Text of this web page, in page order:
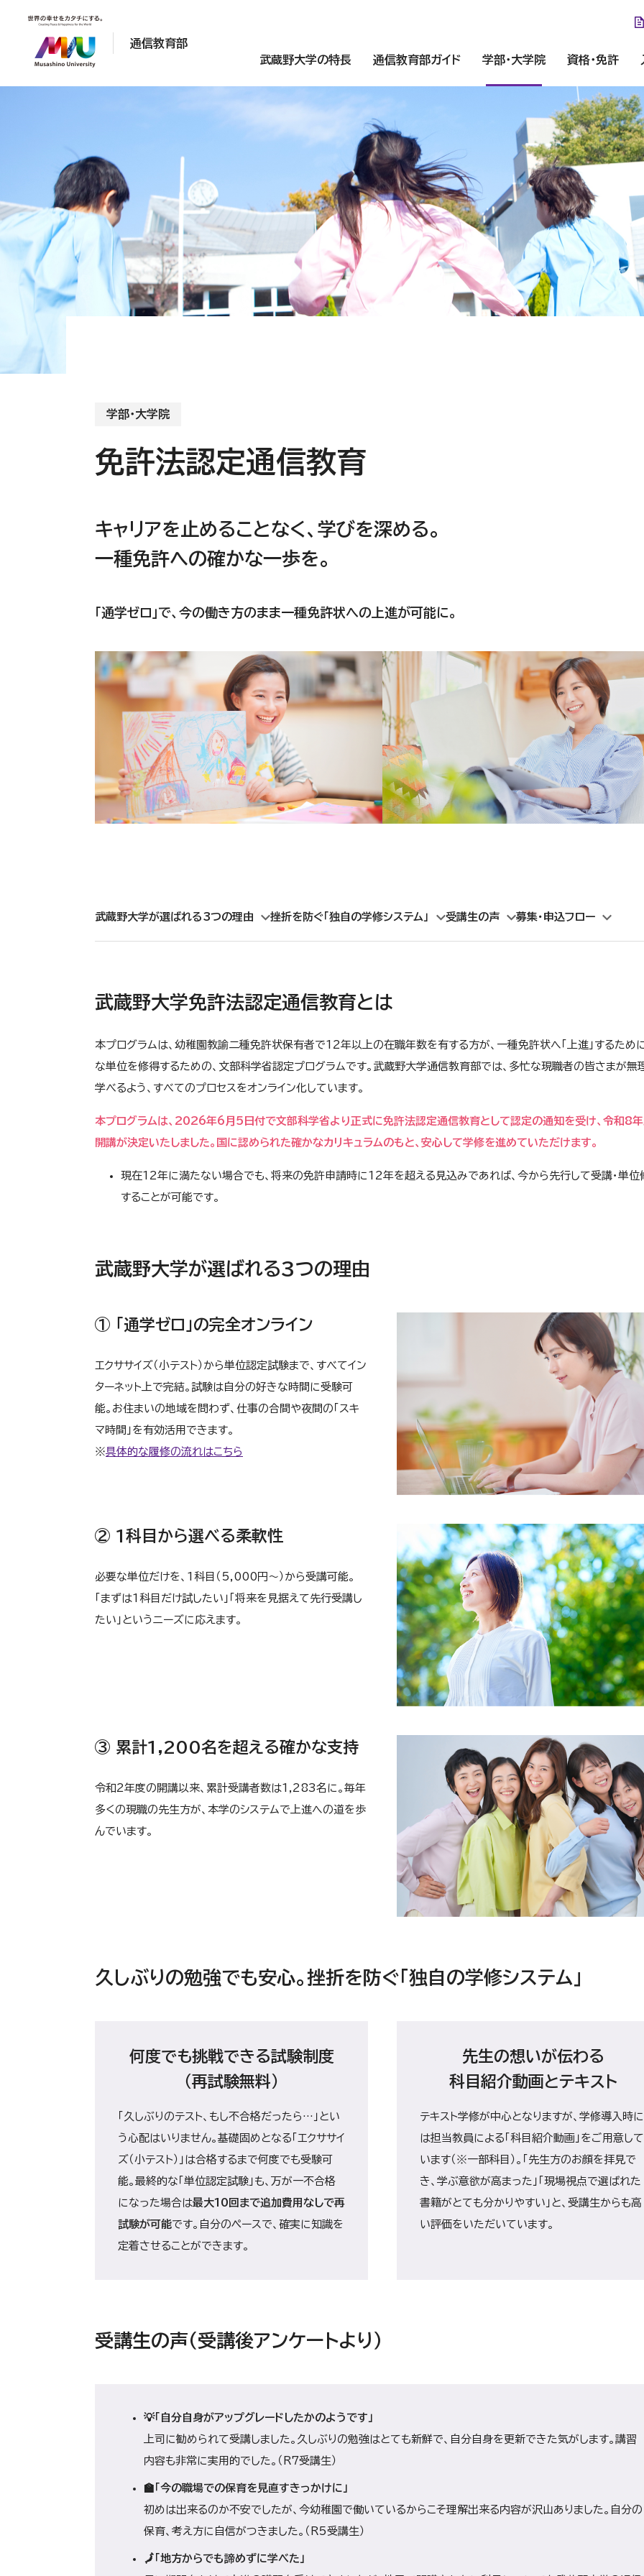
通信教育部
武蔵野大学の特長 通信教育部ガイド 学部・大学院 資格・免許
学部・大学院
免許法認定通信教育
キャリアを止めることなく、学びを深める。
一種免許への確かな一歩を。
「通学ゼロ」で、今の働き方のまま一種免許状への上進が可能に。
武蔵野大学が選ばれる3つの理由 挫折を防ぐ「独自の学修システム」 受講生の声 募集・申込フロー
武蔵野大学免許法認定通信教育とは
本プログラムは、幼稚園教諭二種免許状保有者で12年以上の在職年数を有する方が、一種免許状へ「上進」するため
な単位を修得するための、文部科学省認定プログラムです。武蔵野大学通信教育部では、多忙な現職者の皆さまが無
学べるよう、すべてのプロセスをオンライン化しています。
本プログラムは、2026年6月5日付で文部科学省より正式に免許法認定通信教育として認定の通知を受け、令和8
開講が決定いたしました。国に認められた確かなカリキュラムのもと、安心して学修を進めていただけます。
現在12年に満たない場合でも、将来の免許申請時に12年を超える見込みであれば、今から先行して受講・単位
することが可能です。
武蔵野大学が選ばれる3つの理由
① 「通学ゼロ」の完全オンライン
エクササイズ（小テスト）から単位認定試験まで、すべてイン
ターネット上で完結。試験は自分の好きな時間に受験可
能。お住まいの地域を問わず、仕事の合間や夜間の「スキ
マ時間」を有効活用できます。
※具体的な履修の流れはこちら
② 1科目から選べる柔軟性
必要な単位だけを、1科目（5,000円〜）から受講可能。
「まずは1科目だけ試したい」「将来を見据えて先行受講し
たい」というニーズに応えます。
③ 累計1,200名を超える確かな支持
令和2年度の開講以来、累計受講者数は1,283名に。毎年
多くの現職の先生方が、本学のシステムで上進への道を歩
んでいます。
久しぶりの勉強でも安心。挫折を防ぐ「独自の学修システム」
何度でも挑戦できる試験制度
（再試験無料）
「久しぶりのテスト、もし不合格だったら…」とい
う心配はいりません。基礎固めとなる「エクササイ
ズ（小テスト）」は合格するまで何度でも受験可
能。最終的な「単位認定試験」も、万が一不合格
になった場合は最大10回まで追加費用なしで再
試験が可能です。自分のペースで、確実に知識を
定着させることができます。
先生の想いが伝わる
科目紹介動画とテキスト
テキスト学修が中心となりますが、学修導入時に
は担当教員による「科目紹介動画」をご用意して
います（※一部科目）。「先生方のお顔を拝見で
き、学ぶ意欲が高まった」「現場視点で選ばれた
書籍がとても分かりやすい」と、受講生からも高
い評価をいただいています。
受講生の声（受講後アンケートより）
💡「自分自身がアップグレードしたかのようです」
上司に勧められて受講しました。久しぶりの勉強はとても新鮮で、自分自身を更新できた気がします。講習
内容も非常に実用的でした。（R7受講生）
🏫「今の職場での保育を見直すきっかけに」
初めは出来るのか不安でしたが、今幼稚園で働いているからこそ理解出来る内容が沢山ありました。自分の
保育、考え方に自信がつきました。（R5受講生）
🗾「地方からでも諦めずに学べた」